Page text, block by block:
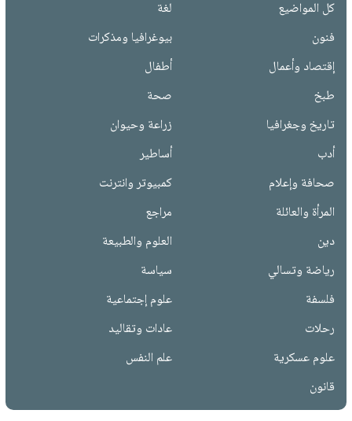
كل المواضيع
لغة
فنون
بيوغرافيا ومذكرات
إقتصاد وأعمال
أطفال
طبخ
صحة
تاريخ وجغرافيا
زراعة وحيوان
أدب
أساطير
صحافة وإعلام
كمبيوتر وانترنت
المرأة والعائلة
مراجع
دين
العلوم والطبيعة
رياضة وتسالي
سياسة
فلسفة
علوم إجتماعية
رحلات
عادات وتقاليد
علوم عسكرية
علم النفس
قانون